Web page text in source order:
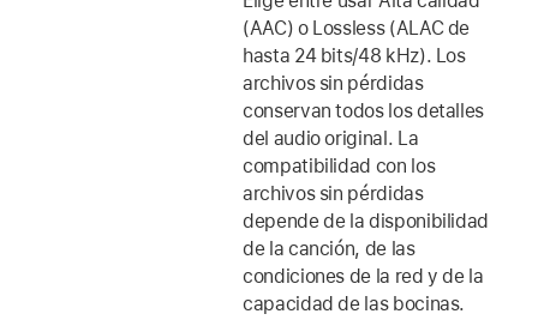
(AAC) o Lossless (ALAC de
hasta 24 bits/48 kHz). Los
archivos sin pérdidas
conservan todos los detalles
del audio original. La
compatibilidad con los
archivos sin pérdidas
depende de la disponibilidad
de la canción, de las
condiciones de la red y de la
capacidad de las bocinas.